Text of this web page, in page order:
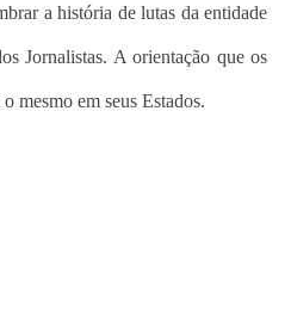
a história de lutas da entidade
Jornalistas. A orientação que os
mesmo em seus Estados.